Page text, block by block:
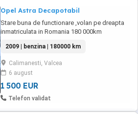
Opel Astra Decapotabil
Stare buna de functionare ,volan pe dreapta
inmatriculata in Romania 180 000km
2009 | benzina | 180000 km
Calimanesti, Valcea
6 august
1 500 EUR
Telefon validat